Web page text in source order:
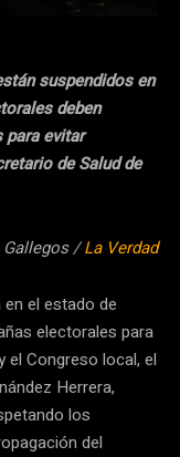
suspendidos en
deben
evitar
de Salud de
Gallegos /La Verdad
el estado de
electorales para
el Congreso local, el
Herrera,
los
del